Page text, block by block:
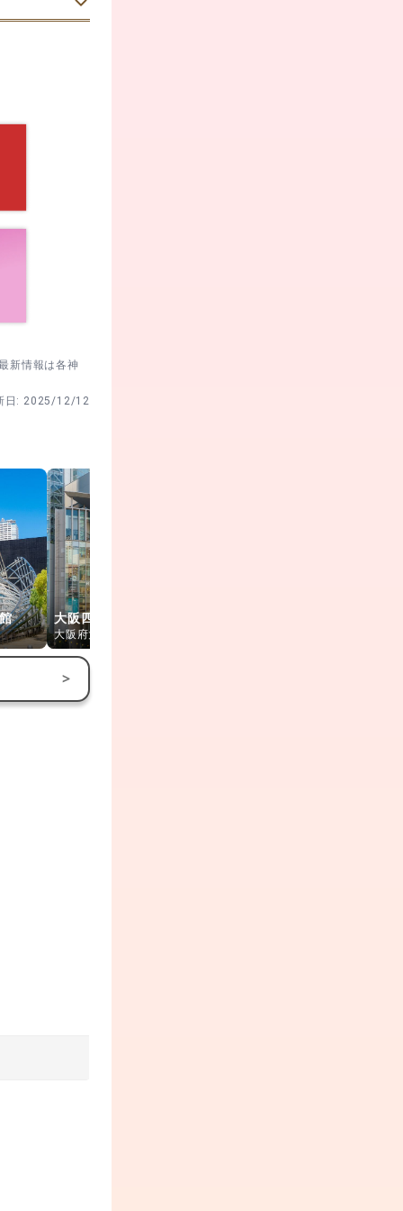
列になりや
あるた
うとスム
前中に下
新情報は各神
日: 2025/12/12
大阪四季劇場
大阪府大阪市
>